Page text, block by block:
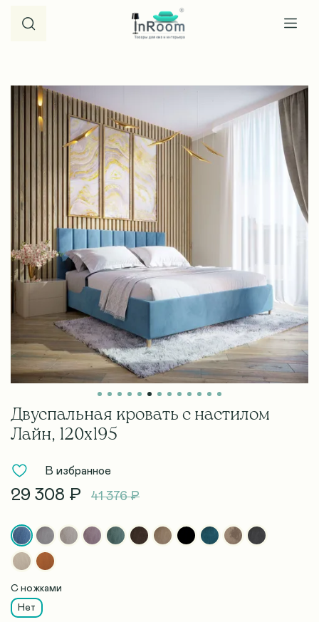
Двуспальная кровать с настилом
Лайн, 120х195
В избранное
29 308 ₽ 41 376 ₽
С ножками
Нет